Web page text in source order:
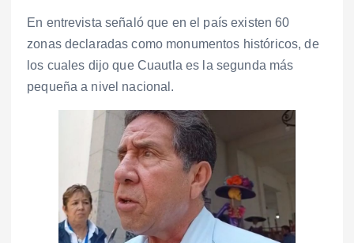
En entrevista señaló que en el país existen 60
zonas declaradas como monumentos históricos, de
los cuales dijo que Cuautla es la segunda más
pequeña a nivel nacional.